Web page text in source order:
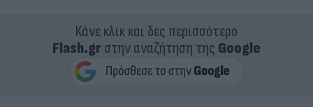
Κάνε κλικ και δες περισσότερο
Flash.grστην αναζήτηση της Google